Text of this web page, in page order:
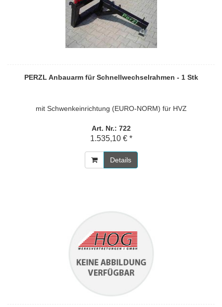
PERZL Anbauarm für Schnellwechselrahmen - 1 Stk
mit Schwenkeinrichtung (EURO-NORM) für HVZ
Art. Nr.: 722
1.535,10 € *
Details